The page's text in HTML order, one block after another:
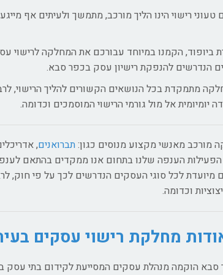
טעוני רישוי הינו הליך מורכב, מתמשך ולעיתים אף
ביופוד, הקמנו במיוחד עבורכם את המחלקה לרישוי
הנדרשים להנפקת רישיון עסק בכפר סבא.
מתמקדת בכל הנושאים הקשורים להליך הרישוי,
יומיומית אל מול גורמי הרישוי המוסמכים וכדומה.
מורכב מאנשי מקצוע מנוסים כגון:תברואנים,
הענפה שלנו בתחום אנו ממקדים בהתאם
מיועדת לכל סוגי העסקים הנדרשים לכך על פי חוק,
וכדומה.
מחלקת רישוי עסקים
סבא הוקמה מנהלת עסקים המסייעת לקידום בתי עסק